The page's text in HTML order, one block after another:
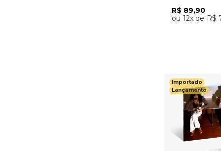
R$ 89,90
12
R$
Importado
Lançamento